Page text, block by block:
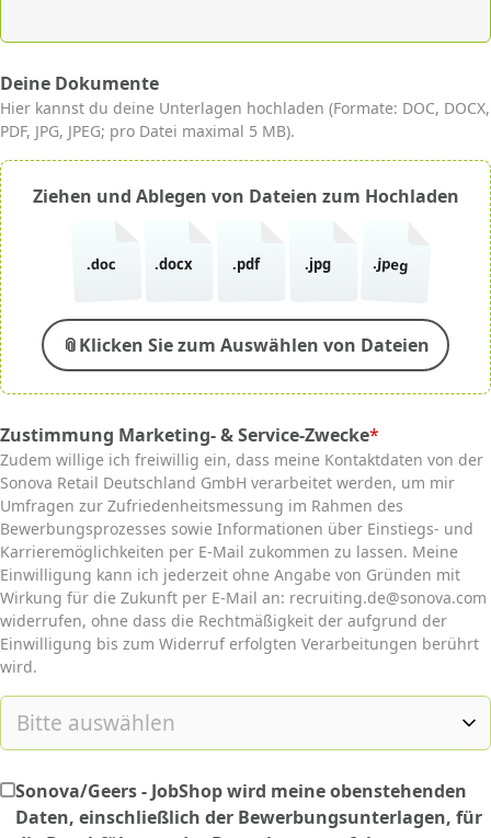
Deine Dokumente
Hier kannst du deine Unterlagen hochladen (Formate: DOC, DOCX,
PDF, JPG, JPEG; pro Datei maximal 5 MB).
Ziehen und Ablegen von Dateien zum Hochladen
.doc .docx .pdf .jpg .jpeg
📎Klicken Sie zum Auswählen von Dateien
Zustimmung Marketing- & Service-Zwecke*
(required)
Zudem willige ich freiwillig ein, dass meine Kontaktdaten von der
Sonova Retail Deutschland GmbH verarbeitet werden, um mir
Umfragen zur Zufriedenheitsmessung im Rahmen des
Bewerbungsprozesses sowie Informationen über Einstiegs- und
Karrieremöglichkeiten per E-Mail zukommen zu lassen. Meine
Einwilligung kann ich jederzeit ohne Angabe von Gründen mit
Wirkung für die Zukunft per E-Mail an: recruiting.de@sonova.com
widerrufen, ohne dass die Rechtmäßigkeit der aufgrund der
Einwilligung bis zum Widerruf erfolgten Verarbeitungen berührt
wird.
Sonova/Geers - JobShop wird meine obenstehenden
Daten, einschließlich der Bewerbungsunterlagen, für